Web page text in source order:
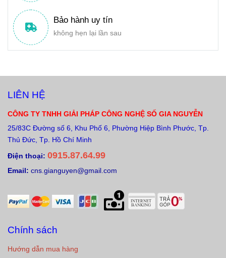
Bảo hành uy tín
không hẹn lại lần sau
LIÊN HỆ
CÔNG TY TNHH GIẢI PHÁP CÔNG NGHỆ SỐ GIA NGUYỄN
25/83C Đường số 6, Khu Phố 6, Phường Hiệp Bình Phước, Tp.
Thủ Đức, Tp. Hồ Chí Minh
Điện thoại: 0915.87.64.99
Email: cns.gianguyen@gmail.com
Chính sách
Hướng dẫn mua hàng